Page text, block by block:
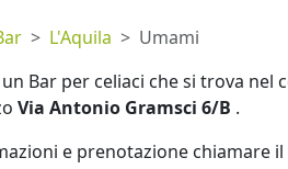
L'Aquila
Umami
un Bar per celiaci che si trova nel
Via Antonio Gramsci 6/B .
e prenotazione chiamare